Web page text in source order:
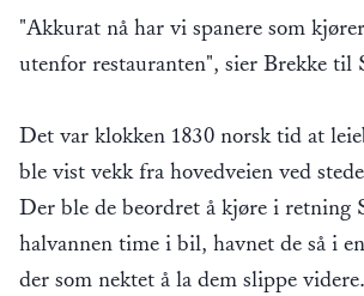
"Akkurat nå har vi spanere som
utenfor restauranten", sier Brekke til
Det var klokken 1830 norsk tid at
ble vist vekk fra hovedveien ved
Der ble de beordret å kjøre i
halvannen time i bil, havnet de så i
der som nektet å la dem slippe